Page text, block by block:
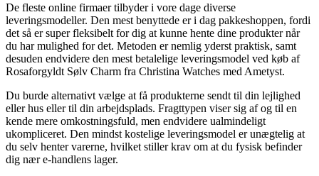
De fleste online firmaer tilbyder i vore dage diverse
leveringsmodeller. Den mest benyttede er i dag pakkeshoppen, fordi
det så er super fleksibelt for dig at kunne hente dine produkter når
du har mulighed for det. Metoden er nemlig yderst praktisk, samt
desuden endvidere den mest betalelige leveringsmodel ved køb af
Rosaforgyldt Sølv Charm fra Christina Watches med Ametyst.
Du burde alternativt vælge at få produkterne sendt til din lejlighed
eller hus eller til din arbejdsplads. Fragttypen viser sig af og til en
kende mere omkostningsfuld, men endvidere ualmindeligt
ukompliceret. Den mindst kostelige leveringsmodel er unægtelig at
du selv henter varerne, hvilket stiller krav om at du fysisk befinder
dig nær e-handlens lager.